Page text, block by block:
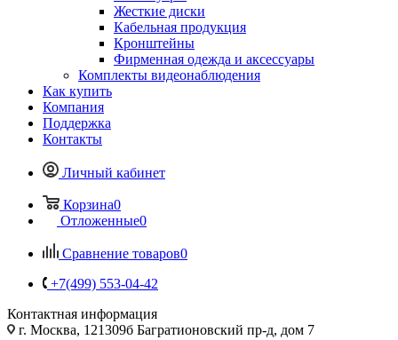
Жесткие диски
Кабельная продукция
Кронштейны
Фирменная одежда и аксессуары
Комплекты видеонаблюдения
Как купить
Компания
Поддержка
Контакты
Личный кабинет
Корзина0
Отложенные0
Сравнение товаров0
+7(499) 553-04-42
Контактная информация
г. Москва, 121309б Багратионовский пр-д, дом 7